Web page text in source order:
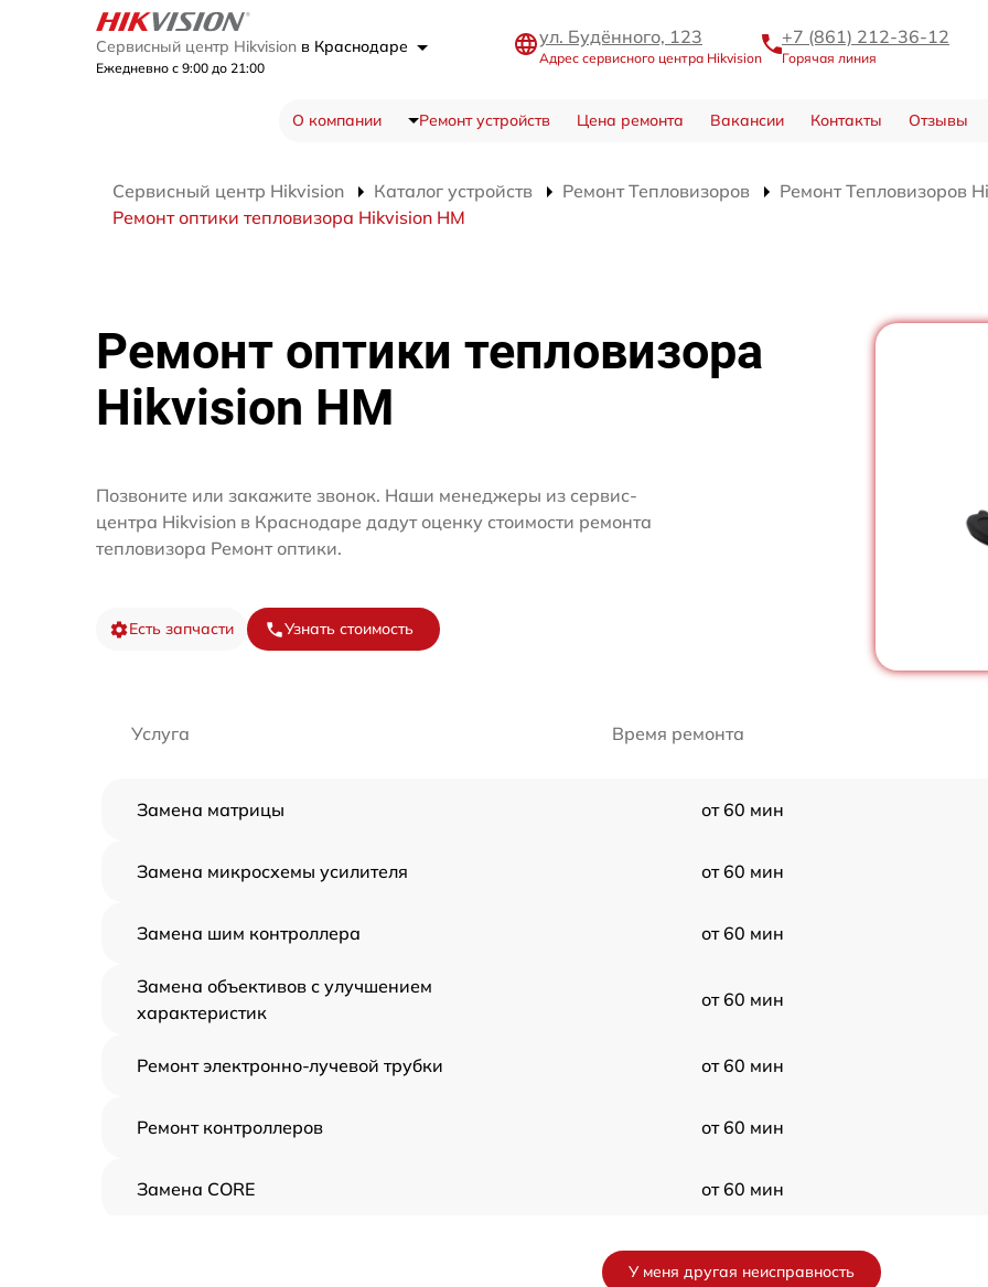
Сервисный центр Hikvision в Краснодаре
Ежедневно с 9:00 до 21:00
ул. Будённого, 123
Адрес сервисного центра Hikvision
+7 (861) 212-36-12
Горячая линия
О компании Ремонт устройств Цена ремонта Вакансии Контакты Отзывы
Сервисный центр Hikvision Каталог устройств Ремонт Тепловизоров
Ремонт Тепловизоров
Ремонт оптики тепловизора Hikvision HM
Ремонт оптики тепловизора
Hikvision HM
Позвоните или закажите звонок. Наши менеджеры из сервис-
центра Hikvision в Краснодаре дадут оценку стоимости ремонта
тепловизора Ремонт оптики.
Есть запчасти Узнать стоимость
Услуга Время ремонта
Замена матрицы от 60 мин
Замена микросхемы усилителя от 60 мин
Замена шим контроллера от 60 мин
Замена объективов с улучшением
характеристик
от 60 мин
Ремонт электронно-лучевой трубки от 60 мин
Ремонт контроллеров от 60 мин
Замена CORE от 60 мин
от 60 мин
У меня другая неисправность